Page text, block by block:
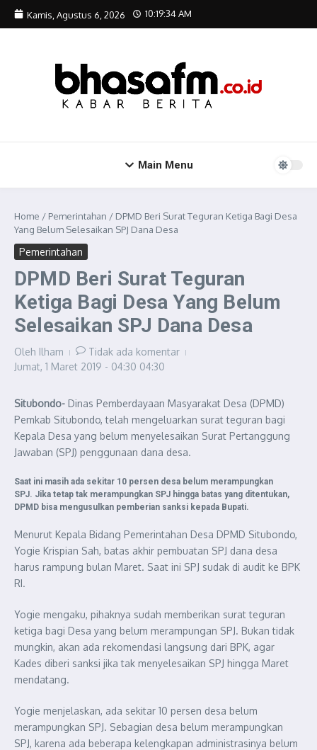
Lewati ke konten
Kamis, Agustus 6, 2026 10:19:35 AM
Main Menu
Home / Pemerintahan / DPMD Beri Surat Teguran Ketiga Bagi Desa
Yang Belum Selesaikan SPJ Dana Desa
Pemerintahan
DPMD Beri Surat Teguran
Ketiga Bagi Desa Yang Belum
Selesaikan SPJ Dana Desa
Oleh Ilham
Tidak ada komentar
Jumat, 1 Maret 2019 - 04:30 04:30
Situbondo- Dinas Pemberdayaan Masyarakat Desa (DPMD)
Pemkab Situbondo, telah mengeluarkan surat teguran bagi
Kepala Desa yang belum menyelesaikan Surat Pertanggung
Jawaban (SPJ) penggunaan dana desa.
Saat ini masih ada sekitar 10 persen desa belum merampungkan
SPJ. Jika tetap tak merampungkan SPJ hingga batas yang ditentukan,
DPMD bisa mengusulkan pemberian sanksi kepada Bupati.
Menurut Kepala Bidang Pemerintahan Desa DPMD Situbondo,
Yogie Krispian Sah, batas akhir pembuatan SPJ dana desa
harus rampung bulan Maret. Saat ini SPJ sudak di audit ke BPK
RI.
Yogie mengaku, pihaknya sudah memberikan surat teguran
ketiga bagi Desa yang belum merampungan SPJ. Bukan tidak
mungkin, akan ada rekomendasi langsung dari BPK, agar
Kades diberi sanksi jika tak menyelesaikan SPJ hingga Maret
mendatang.
Yogie menjelaskan, ada sekitar 10 persen desa belum
merampungkan SPJ. Sebagian desa belum merampungkan
SPJ, karena ada beberapa kelengkapan administrasinya belum